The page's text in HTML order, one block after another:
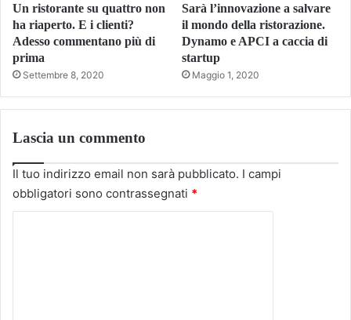
Un ristorante su quattro non
ha riaperto. E i clienti?
Adesso commentano più di
prima
Settembre 8, 2020
Sarà l’innovazione a salvare
il mondo della ristorazione.
Dynamo e APCI a caccia di
startup
Maggio 1, 2020
Lascia un commento
Il tuo indirizzo email non sarà pubblicato. I campi
obbligatori sono contrassegnati *